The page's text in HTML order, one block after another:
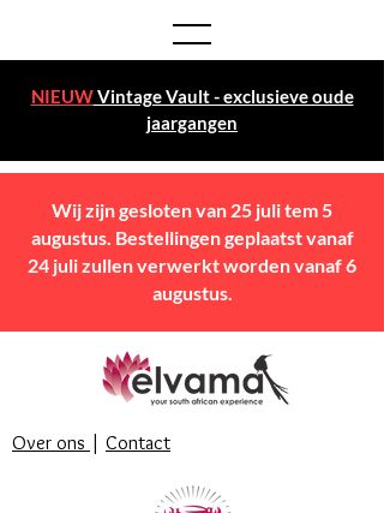
NIEUWVintage Vault - exclusieve oude
jaargangen
Over ons | Contact
Wij zijn gesloten van 25 juli tem 5
augustus. Bestellingen geplaatst vanaf
24 juli zullen verwerkt worden vanaf 6
augustus.